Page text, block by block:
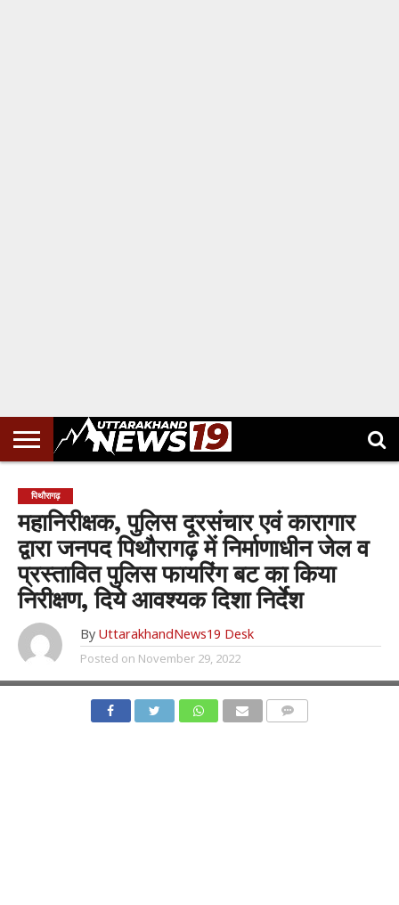
पिथौरागढ़
महानिरीक्षक, पुलिस दूरसंचार एवं कारागार
द्वारा जनपद पिथौरागढ़ में निर्माणाधीन जेल व
प्रस्तावित पुलिस फायरिंग बट का किया
निरीक्षण, दिये आवश्यक दिशा निर्देश
By UttarakhandNews19 Desk
Posted on November 29, 2022